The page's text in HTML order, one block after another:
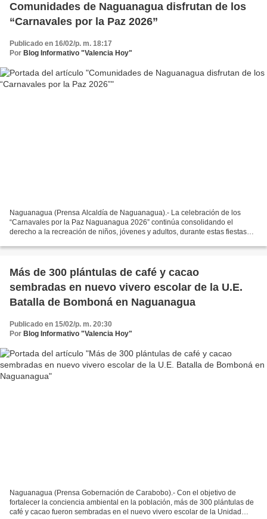
Comunidades de Naguanagua disfrutan de los
“Carnavales por la Paz 2026”
Publicado en 16/02/p. m. 18:17
Por Blog Informativo "Valencia Hoy"
Naguanagua (Prensa Alcaldía de Naguanagua).- La celebración de los
“Carnavales por la Paz Naguanagua 2026” continúa consolidando el
derecho a la recreación de niños, jóvenes y adultos, durante estas fiestas
Más de 300 plántulas de café y cacao
sembradas en nuevo vivero escolar de la U.E.
Batalla de Bomboná en Naguanagua
Publicado en 15/02/p. m. 20:30
Por Blog Informativo "Valencia Hoy"
Naguanagua (Prensa Gobernación de Carabobo).- Con el objetivo de
fortalecer la conciencia ambiental en la población, más de 300 plántulas de
café y cacao fueron sembradas en el nuevo vivero escolar de la Unidad